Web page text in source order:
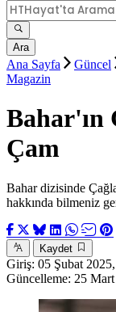
Ara
Ana Sayfa Güncel
Magazin
Bahar'ın
Çam
Bahar dizisinde
hakkında bilmeniz
Kaydet
Giriş: 05 Şubat
Güncelleme: 25 Mart